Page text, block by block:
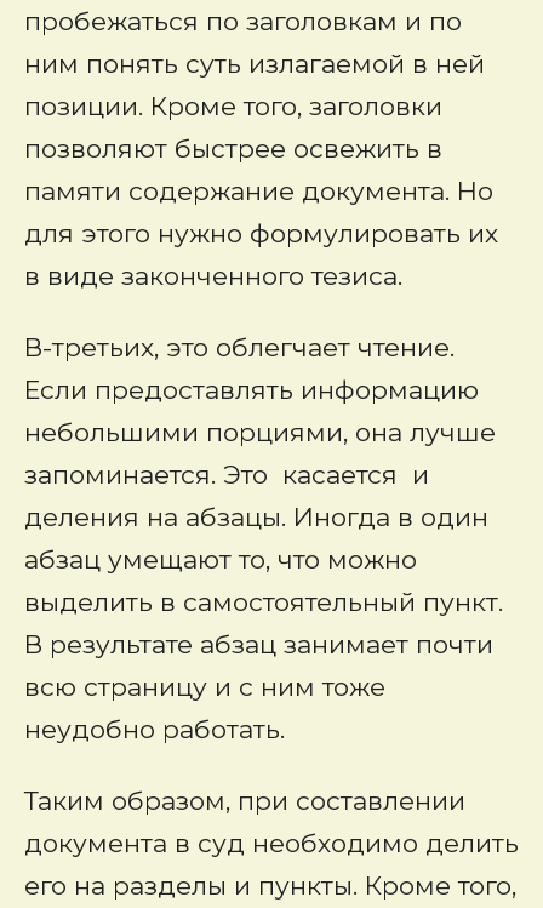
пробежаться по заголовкам и по
ним понять суть излагаемой в ней
позиции. Кроме того, заголовки
позволяют быстрее освежить в
памяти содержание документа. Но
для этого нужно формулировать их
в виде законченного тезиса.
В-третьих, это облегчает чтение.
Если предоставлять информацию
небольшими порциями, она лучше
запоминается. Это касается и
деления на абзацы. Иногда в один
абзац умещают то, что можно
выделить в самостоятельный пункт.
В результате абзац занимает почти
всю страницу и с ним тоже
неудобно работать.
Таким образом, при составлении
документа в суд необходимо делить
его на разделы и пункты. Кроме того,